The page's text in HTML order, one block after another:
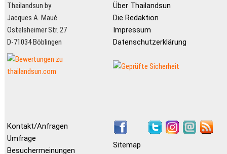
Thailandsun by
Jacques A. Maué
Ostelsheimer Str. 27
D-71034 Böblingen
Über Thailandsun
Die Redaktion
Impressum
Datenschutzerklärung
Kontakt/Anfragen
Umfrage
Besuchermeinungen
Sitemap